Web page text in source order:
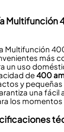
Multifunción
Multifunción
más
un uso
de400
y
una fácil
los